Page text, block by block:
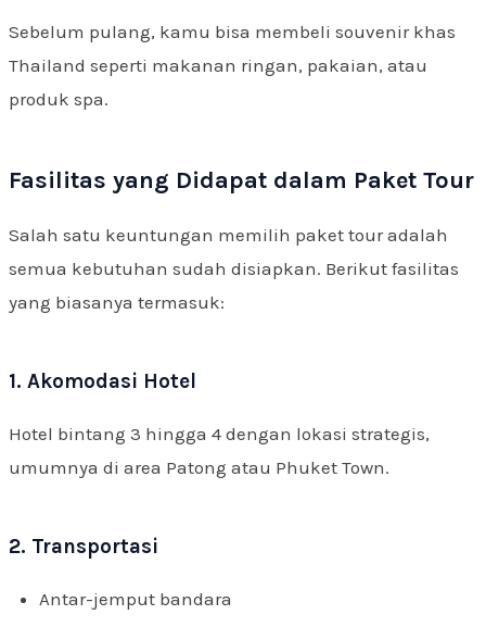
Sebelum pulang, kamu bisa membeli souvenir khas
Thailand seperti makanan ringan, pakaian, atau
produk spa.
Fasilitas yang Didapat dalam Paket Tour
Salah satu keuntungan memilih paket tour adalah
semua kebutuhan sudah disiapkan. Berikut fasilitas
yang biasanya termasuk:
1. Akomodasi Hotel
Hotel bintang 3 hingga 4 dengan lokasi strategis,
umumnya di area Patong atau Phuket Town.
2. Transportasi
Antar-jemput bandara